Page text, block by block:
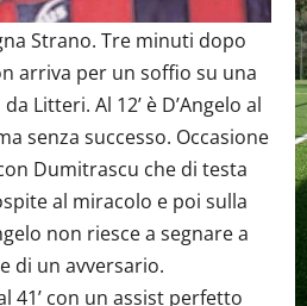
Strano. Tre minuti dopo
arriva per un soffio su una
Litteri. Al 12’ è D’Angelo al
senza successo. Occasione
Dumitrascu che di testa
al miracolo e poi sulla
non riesce a segnare a
di un avversario.
41’ con un assist perfetto